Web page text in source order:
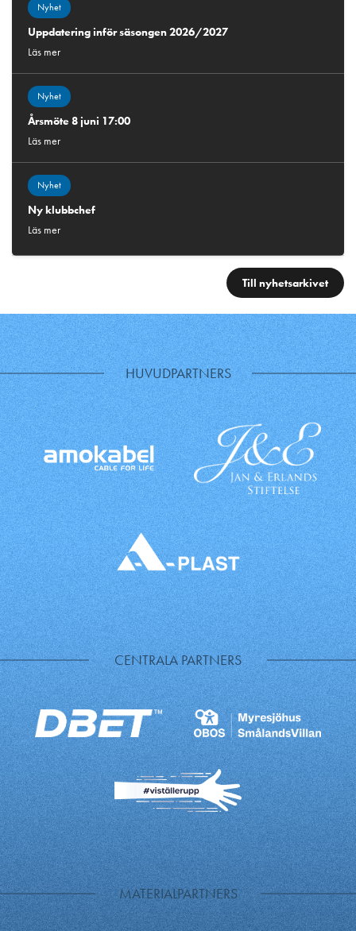
Nyhet
Uppdatering inför säsongen 2026/2027
Läs mer
Nyhet
Årsmöte 8 juni 17:00
Läs mer
Nyhet
Ny klubbchef
Läs mer
Till nyhetsarkivet
HUVUDPARTNERS
CENTRALA PARTNERS
MATERIALPARTNERS